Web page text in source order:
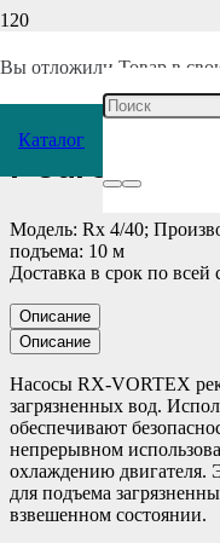
Вы отложили Товар в
Каталог
Насос
Pedrollo Rx
Модель: Rx 4/40;
подъема: 10 м
Доставка в срок по всей
Описание
Описание
Насосы RX-VORTEX
загрязненных вод.
обеспечивают
непрерывном
охлаждению двигателя.
для подъема
взвешенном состоянии.